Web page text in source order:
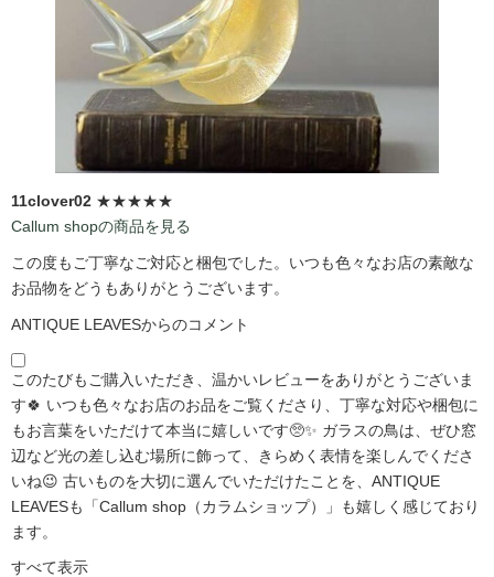
11clover02 ★★★★★
Callum shopの商品を見る
この度もご丁寧なご対応と梱包でした。いつも色々なお店の素敵な
お品物をどうもありがとうございます。
ANTIQUE LEAVESからのコメント
このたびもご購入いただき、温かいレビューをありがとうございま
す🍀 いつも色々なお店のお品をご覧くださり、丁寧な対応や梱包に
もお言葉をいただけて本当に嬉しいです🥺✨ ガラスの鳥は、ぜひ窓
辺など光の差し込む場所に飾って、きらめく表情を楽しんでくださ
いね😉 古いものを大切に選んでいただけたことを、ANTIQUE
LEAVESも「Callum shop（カラムショップ）」も嬉しく感じており
ます。
すべて表示